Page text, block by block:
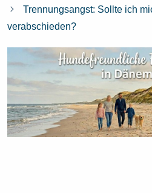
Trennungsangst: Sollte ich
verabschieden?